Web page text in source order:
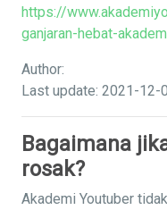
https://
ganjaran-hebat-
Author:
Last update: 2021-12-
Bagaimana
rosak?
Akademi Youtuber